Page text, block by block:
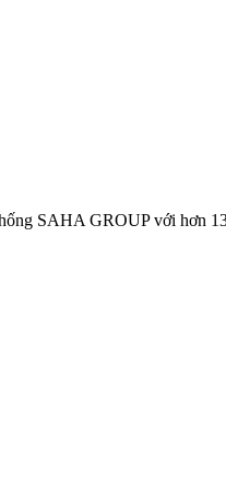
SAHA GROUP với hơn